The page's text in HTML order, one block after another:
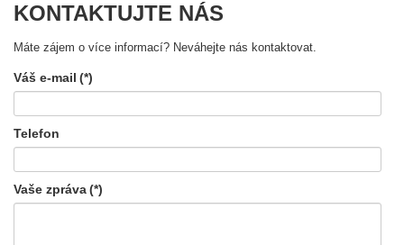
KONTAKTUJTE NÁS
Máte zájem o více informací? Neváhejte nás kontaktovat.
Váš e-mail (*)
Telefon
Vaše zpráva(*)